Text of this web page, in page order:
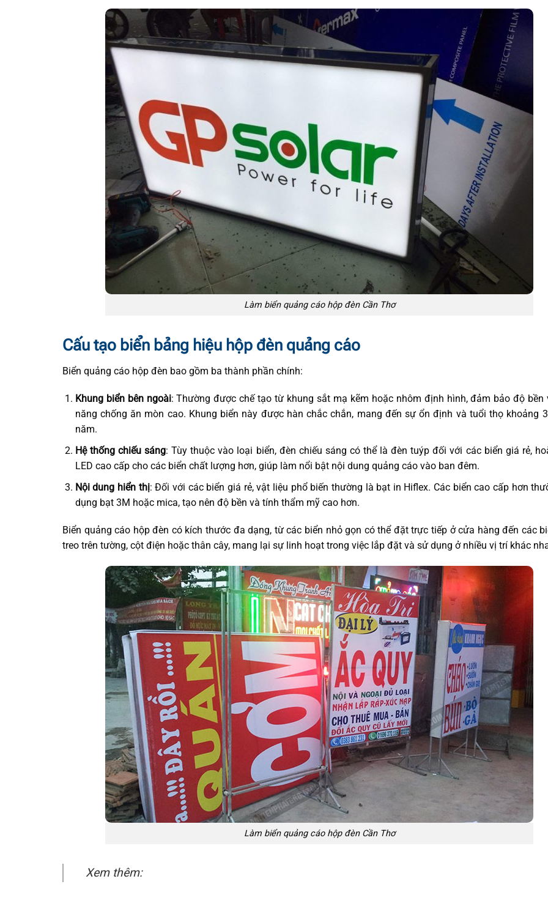
Làm biển quảng cáo hộp đèn Cần Thơ
Cấu tạo biển bảng hiệu hộp đèn quảng cáo
Biển quảng cáo hộp đèn bao gồm ba thành phần chính:
Khung biển bên ngoài: Thường được chế tạo từ khung sắt mạ kẽm hoặc nhôm định hình, đảm bảo độ bền
năng chống ăn mòn cao. Khung biển này được hàn chắc chắn, mang đến sự ổn định và tuổi thọ khoảng
năm.
Hệ thống chiếu sáng: Tùy thuộc vào loại biển, đèn chiếu sáng có thể là đèn tuýp đối với các biển giá rẻ,
LED cao cấp cho các biển chất lượng hơn, giúp làm nổi bật nội dung quảng cáo vào ban đêm.
Nội dung hiển thị: Đối với các biển giá rẻ, vật liệu phổ biến thường là bạt in Hiflex. Các biển cao cấp hơn
dụng bạt 3M hoặc mica, tạo nên độ bền và tính thẩm mỹ cao hơn.
Biển quảng cáo hộp đèn có kích thước đa dạng, từ các biển nhỏ gọn có thể đặt trực tiếp ở cửa hàng đến các
treo trên tường, cột điện hoặc thân cây, mang lại sự linh hoạt trong việc lắp đặt và sử dụng ở nhiều vị trí khác
Làm biển quảng cáo hộp đèn Cần Thơ
Xem thêm: